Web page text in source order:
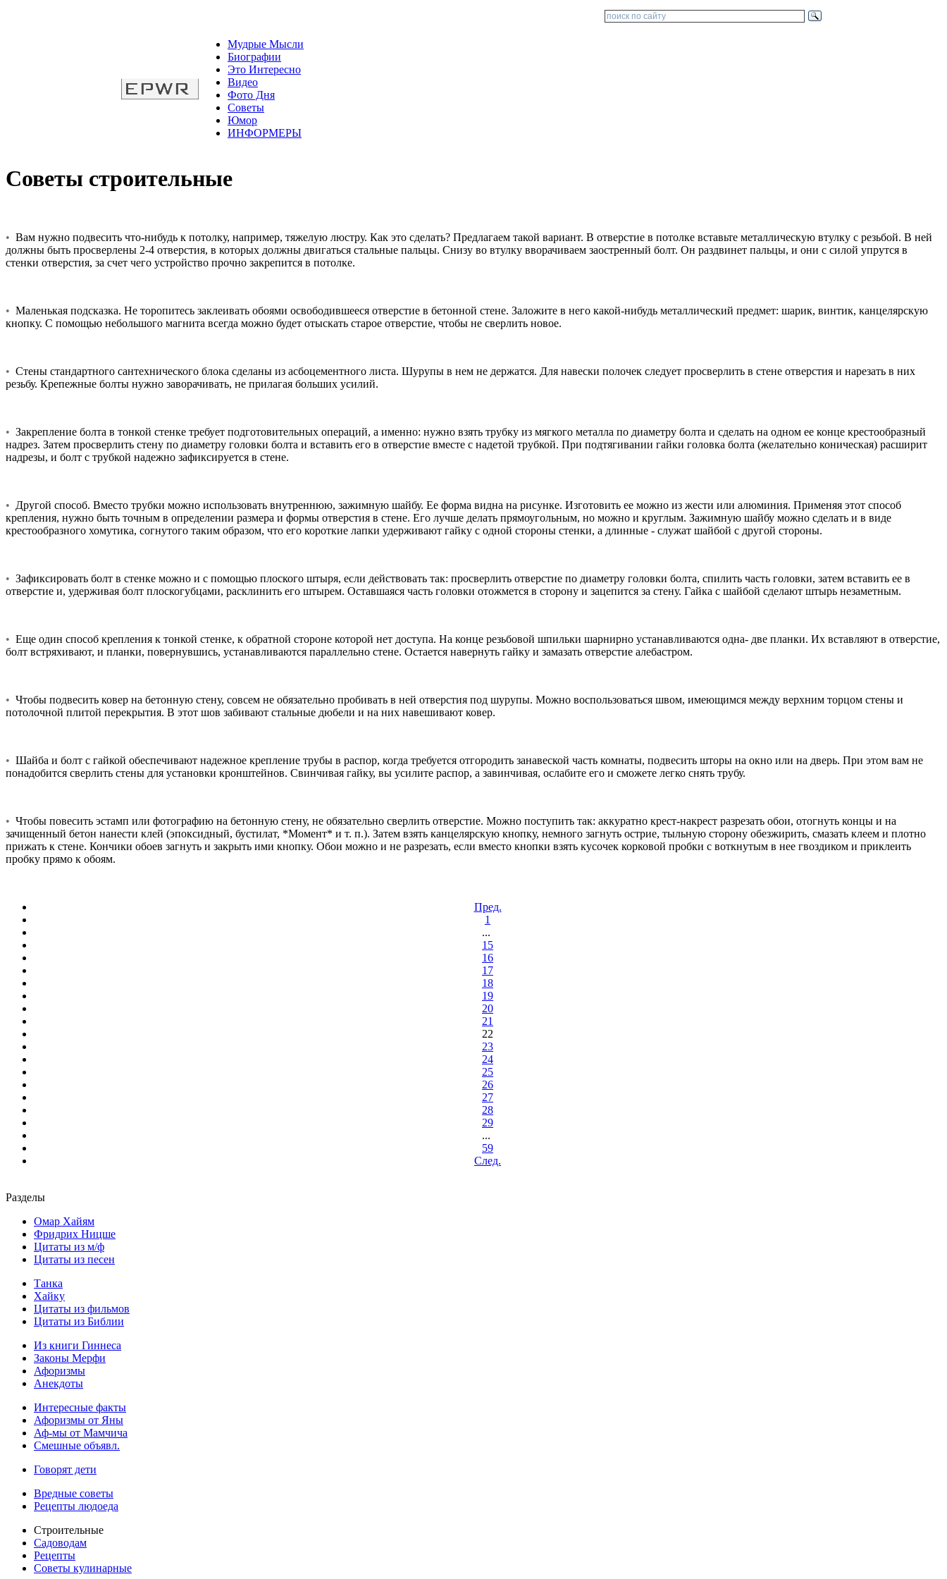
Мудрые Мысли
Биографии
Это Интересно
Видео
Фото Дня
Советы
Юмор
ИНФОРМЕРЫ
Советы строительные
• Вам нужно подвесить что-нибудь к потолку, например, тяжелую люстру. Как это сделать? Предлагаем такой вариант. В отверстие в потолке вставьте металлическую втулку с резьбой. В ней
должны быть просверлены 2-4 отверстия, в которых должны двигаться стальные пальцы. Снизу во втулку вворачиваем заостренный болт. Он раздвинет пальцы, и они с силой упрутся в
стенки отверстия, за счет чего устройство прочно закрепится в потолке.
• Маленькая подсказка. Не торопитесь заклеивать обоями освободившееся отверстие в бетонной стене. Заложите в него какой-нибудь металлический предмет: шарик, винтик, канцелярскую
кнопку. С помощью небольшого магнита всегда можно будет отыскать старое отверстие, чтобы не сверлить новое.
• Стены стандартного сантехнического блока сделаны из асбоцементного листа. Шурупы в нем не держатся. Для навески полочек следует просверлить в стене отверстия и нарезать в них
резьбу. Крепежные болты нужно заворачивать, не прилагая больших усилий.
• Закрепление болта в тонкой стенке требует подготовительных операций, а именно: нужно взять трубку из мягкого металла по диаметру болта и сделать на одном ее конце крестообразный
надрез. Затем просверлить стену по диаметру головки болта и вставить его в отверстие вместе с надетой трубкой. При подтягивании гайки головка болта (желательно коническая) расширит
надрезы, и болт с трубкой надежно зафиксируется в стене.
• Другой способ. Вместо трубки можно использовать внутреннюю, зажимную шайбу. Ее форма видна на рисунке. Изготовить ее можно из жести или алюминия. Применяя этот способ
крепления, нужно быть точным в определении размера и формы отверстия в стене. Его лучше делать прямоугольным, но можно и круглым. Зажимную шайбу можно сделать и в виде
крестообразного хомутика, согнутого таким образом, что его короткие лапки удерживают гайку с одной стороны стенки, а длинные - служат шайбой с другой стороны.
• Зафиксировать болт в стенке можно и с помощью плоского штыря, если действовать так: просверлить отверстие по диаметру головки болта, спилить часть головки, затем вставить ее в
отверстие и, удерживая болт плоскогубцами, расклинить его штырем. Оставшаяся часть головки отожмется в сторону и зацепится за стену. Гайка с шайбой сделают штырь незаметным.
• Еще один способ крепления к тонкой стенке, к обратной стороне которой нет доступа. На конце резьбовой шпильки шарнирно устанавливаются одна- две планки. Их вставляют в отверстие,
болт встряхивают, и планки, повернувшись, устанавливаются параллельно стене. Остается навернуть гайку и замазать отверстие алебастром.
• Чтобы подвесить ковер на бетонную стену, совсем не обязательно пробивать в ней отверстия под шурупы. Можно воспользоваться швом, имеющимся между верхним торцом стены и
потолочной плитой перекрытия. В этот шов забивают стальные дюбели и на них навешивают ковер.
• Шайба и болт с гайкой обеспечивают надежное крепление трубы в распор, когда требуется отгородить занавеской часть комнаты, подвесить шторы на окно или на дверь. При этом вам не
понадобится сверлить стены для установки кронштейнов. Свинчивая гайку, вы усилите распор, а завинчивая, ослабите его и сможете легко снять трубу.
• Чтобы повесить эстамп или фотографию на бетонную стену, не обязательно сверлить отверстие. Можно поступить так: аккуратно крест-накрест разрезать обои, отогнуть концы и на
зачищенный бетон нанести клей (эпоксидный, бустилат, *Момент* и т. п.). Затем взять канцелярскую кнопку, немного загнуть острие, тыльную сторону обезжирить, смазать клеем и плотно
прижать к стене. Кончики обоев загнуть и закрыть ими кнопку. Обои можно и не разрезать, если вместо кнопки взять кусочек корковой пробки с воткнутым в нее гвоздиком и приклеить
пробку прямо к обоям.
Пред.
1
...
15
16
17
18
19
20
21
22
23
24
25
26
27
28
29
...
59
Cлед.
Разделы
Омар Хайям
Фридрих Ницше
Цитаты из м/ф
Цитаты из песен
Танка
Хайку
Цитаты из фильмов
Цитаты из Библии
Из книги Гиннеса
Законы Мерфи
Афоризмы
Анекдоты
Интересные факты
Афоризмы от Яны
Аф-мы от Мамчича
Смешные объявл.
Говорят дети
Вредные советы
Рецепты людоеда
Строительные
Садоводам
Рецепты
Советы кулинарные